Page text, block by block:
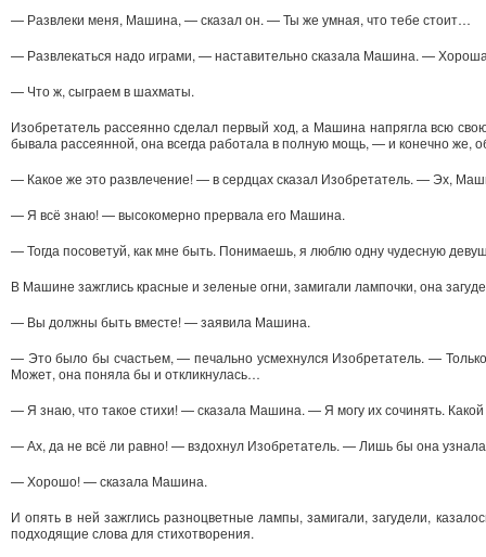
— Развлеки меня, Машина, — сказал он. — Ты же умная, что тебе стоит…
— Развлекаться надо играми, — наставительно сказала Машина. —
— Что ж, сыграем в шахматы.
Изобретатель рассеянно сделал первый ход, а Машина напрягла всю
бывала рассеянной, она всегда работала в полную мощь, — и конечно же,
— Какое же это развлечение! — в сердцах сказал Изобретатель. — Эх,
— Я всё знаю! — высокомерно прервала его Машина.
— Тогда посоветуй, как мне быть. Понимаешь, я люблю одну чудесную
В Машине зажглись красные и зеленые огни, замигали лампочки, она
— Вы должны быть вместе! — заявила Машина.
— Это было бы счастьем, — печально усмехнулся Изобретатель. —
Может, она поняла бы и откликнулась…
— Я знаю, что такое стихи! — сказала Машина. — Я могу их сочинять.
— Ах, да не всё ли равно! — вздохнул Изобретатель. — Лишь бы она
— Хорошо! — сказала Машина.
И опять в ней зажглись разноцветные лампы, замигали, загудели,
подходящие слова для стихотворения.